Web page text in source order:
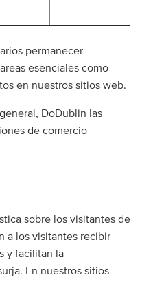
permanecer
esenciales como
en nuestros sitios web.
DoDublin las
de comercio
sobre los visitantes de
a los visitantes recibir
y facilitan la
En nuestros sitios